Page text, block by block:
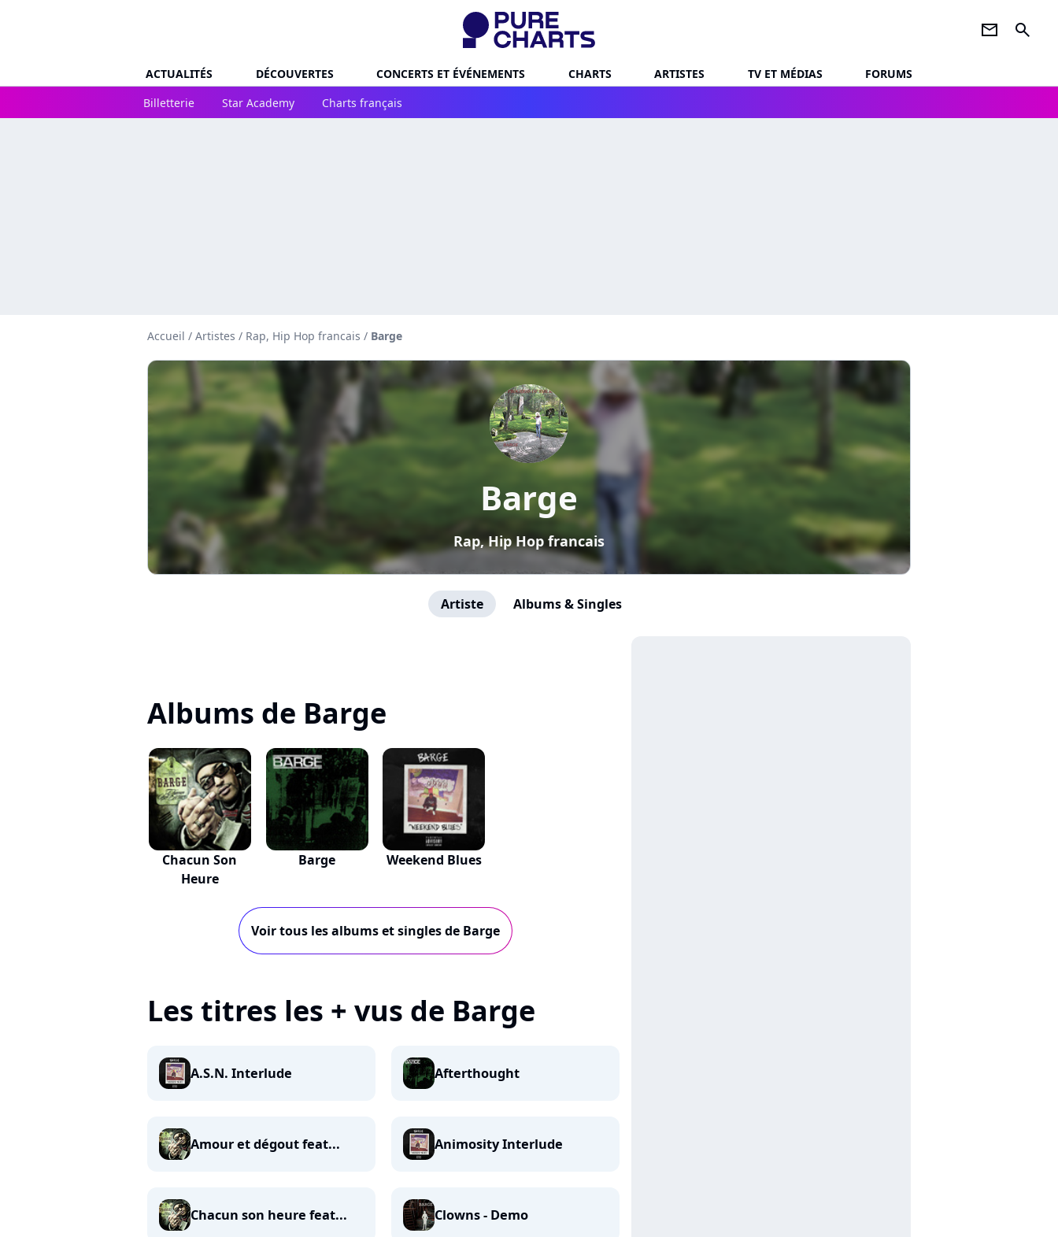
newsletter search
ACTUALITÉS DÉCOUVERTES CONCERTS ET ÉVÉNEMENTS CHARTS ARTISTES TV ET MÉDIAS
FORUMS
Billetterie
Star Academy Charts français
Accueil / Artistes / Rap, Hip Hop francais / Barge
Barge
Rap, Hip Hop francais
Artiste Albums & Singles
Albums de Barge
Chacun Son
Heure
Barge Weekend Blues
Voir tous les albums et singles de Barge
Les titres les + vus de Barge
A.S.N. Interlude Afterthought
Amour et dégout feat... Animosity Interlude
Chacun son heure feat... Clowns - Demo